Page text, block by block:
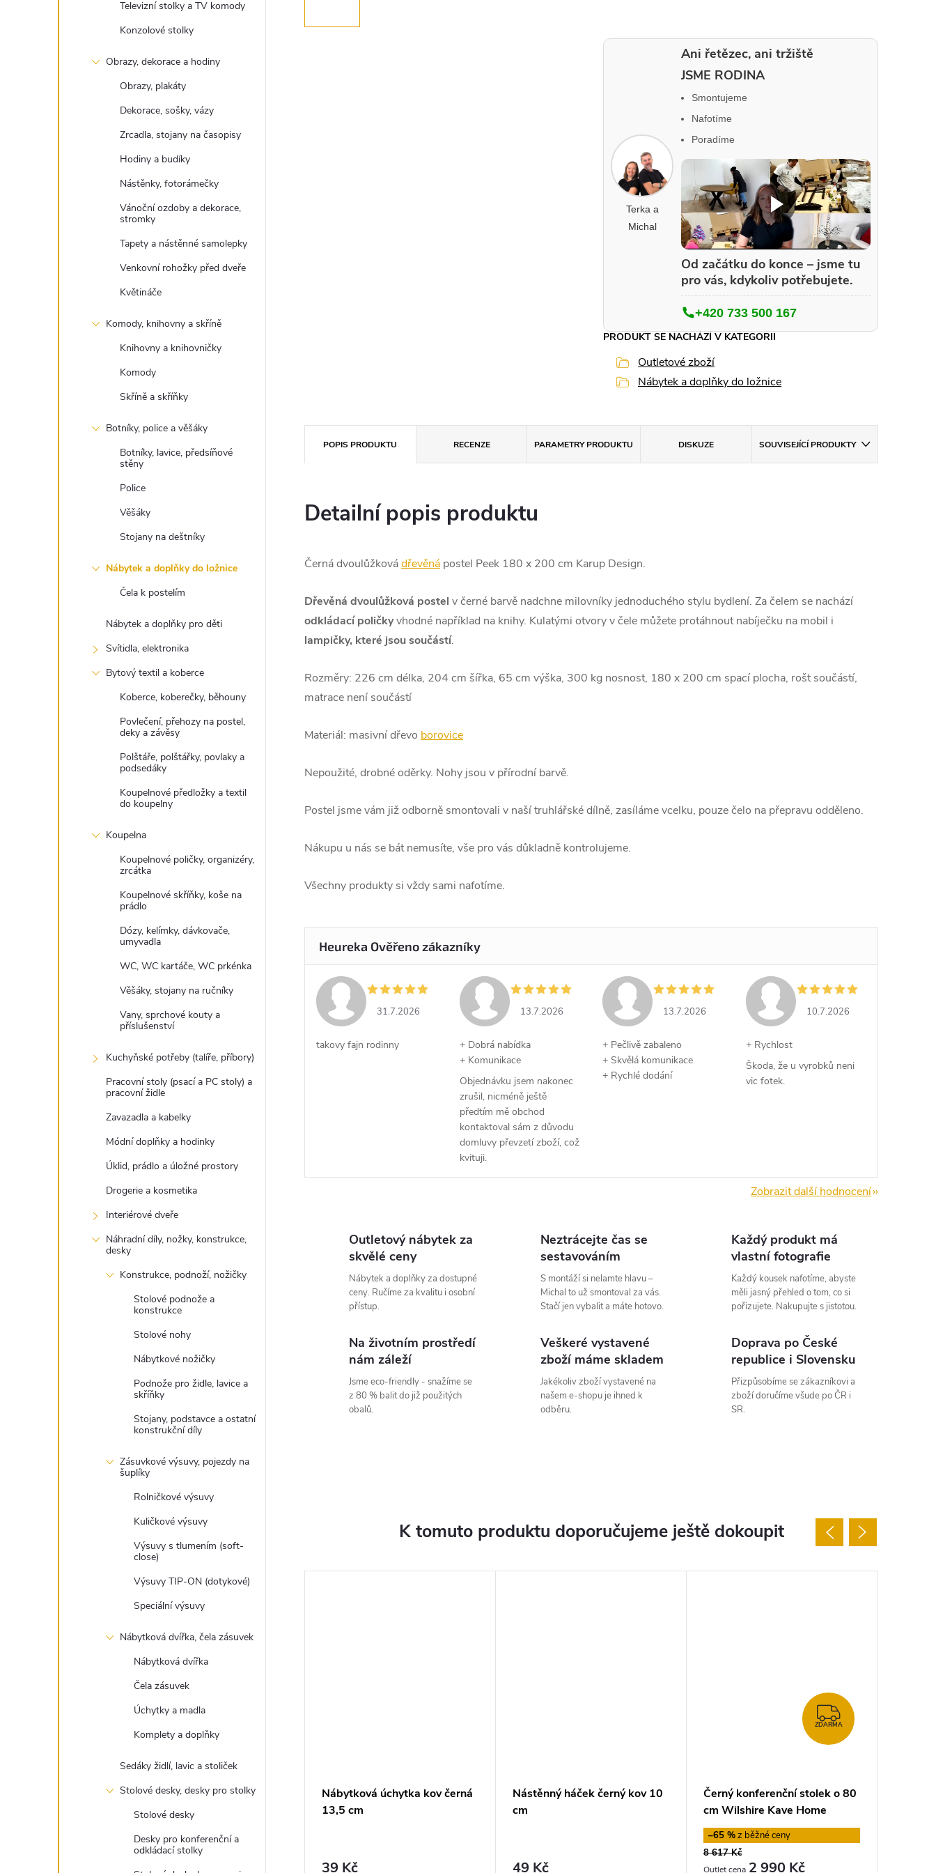
Televizní stolky a TV komody
Konzolové stolky
Obrazy, dekorace a hodiny
Obrazy, plakáty
Dekorace, sošky, vázy
Zrcadla, stojany na časopisy
Hodiny a budíky
Nástěnky, fotorámečky
Vánoční ozdoby a dekorace,
stromky
Tapety a nástěnné samolepky
Venkovní rohožky před dveře
Květináče
Komody, knihovny a skříně
Knihovny a knihovničky
Komody
Skříně a skříňky
Botníky, police a věšáky
Botníky, lavice, předsíňové
stěny
Police
Věšáky
Stojany na deštníky
Nábytek a doplňky do ložnice
Čela k postelím
Nábytek a doplňky pro děti
Svítidla, elektronika
Bytový textil a koberce
Koberce, koberečky, běhouny
Povlečení, přehozy na postel,
deky a závěsy
Polštáře, polštářky, povlaky a
podsedáky
Koupelnové předložky a textil
do koupelny
Koupelna
Koupelnové poličky, organizéry,
zrcátka
Koupelnové skříňky, koše na
prádlo
Dózy, kelímky, dávkovače,
umyvadla
WC, WC kartáče, WC prkénka
Věšáky, stojany na ručníky
Vany, sprchové kouty a
příslušenství
Kuchyňské potřeby (talíře, příbory)
Pracovní stoly (psací a PC stoly) a
pracovní židle
Zavazadla a kabelky
Módní doplňky a hodinky
Úklid, prádlo a úložné prostory
Drogerie a kosmetika
Interiérové dveře
Náhradní díly, nožky, konstrukce,
desky
Konstrukce, podnoží, nožičky
Stolové podnože a
konstrukce
Stolové nohy
Nábytkové nožičky
Podnože pro židle, lavice a
skříňky
Stojany, podstavce a ostatní
konstrukční díly
Zásuvkové výsuvy, pojezdy na
šuplíky
Rolničkové výsuvy
Kuličkové výsuvy
Výsuvy s tlumením (soft-
close)
Výsuvy TIP-ON (dotykové)
Speciální výsuvy
Nábytková dvířka, čela zásuvek
Nábytková dvířka
Čela zásuvek
Úchytky a madla
Komplety a doplňky
Sedáky židlí, lavic a stoliček
Stolové desky, desky pro stolky
Stolové desky
Desky pro konferenční a
odkládací stolky
Terka a
Michal
Ani řetězec, ani tržiště
JSME RODINA
Smontujeme
Nafotíme
Poradíme
Od začátku do konce – jsme tu
pro vás, kdykoliv potřebujete.
+420 733 500 167
PRODUKT SE NACHÁZÍ V KATEGORII
Outletové zboží
Nábytek a doplňky do ložnice
POPIS PRODUKTU RECENZE PARAMETRY PRODUKTU DISKUZE SOUVISEJÍCÍ PRODUKTY
Detailní popis produktu
Černá dvoulůžkovádřevěná postel Peek 180 x 200 cm Karup Design.
Dřevěná dvoulůžková postel v černé barvě nadchne milovníky jednoduchého stylu bydlení. Za čelem se nachází
odkládací poličkyvhodné například na knihy. Kulatými otvory v čele můžete protáhnout nabíječku na mobil i
lampičky, které jsou součástí.
Rozměry: 226 cm délka, 204 cm šířka, 65 cm výška, 300 kg nosnost, 180 x 200 cm spací plocha, rošt součástí,
matrace není součástí
Materiál: masivní dřevo borovice
Nepoužité, drobné oděrky. Nohy jsou v přírodní barvě.
Postel jsme vám již odborně smontovali v naší truhlářské dílně, zasíláme vcelku, pouze čelo na přepravu odděleno.
Nákupu u nás se bát nemusíte, vše pro vás důkladně kontrolujeme.
Všechny produkty si vždy sami nafotíme.
31.7.2026
takovy fajn rodinny
13.7.2026
+ Dobrá nabídka
+ Komunikace
Objednávku jsem nakonec
zrušil, nicméně ještě
předtím mě obchod
kontaktoval sám z důvodu
domluvy převzetí zboží, což
kvituji.
13.7.2026
+ Pečlivě zabaleno
+ Skvělá komunikace
+ Rychlé dodání
10.7.2026
+ Rychlost
Škoda, že u vyrobků neni
vic fotek.
Zobrazit další hodnocení
Outletový nábytek za
skvělé ceny
Nábytek a doplňky za dostupné
ceny. Ručíme za kvalitu i osobní
přístup.
Neztrácejte čas se
sestavováním
S montáží si nelamte hlavu –
Michal to už smontoval za vás.
Stačí jen vybalit a máte hotovo.
Každý produkt má
vlastní fotografie
Každý kousek nafotíme, abyste
měli jasný přehled o tom, co si
pořizujete. Nakupujte s jistotou.
Na životním prostředí
nám záleží
Jsme eco-friendly - snažíme se
z 80 % balit do již použitých
obalů.
Veškeré vystavené
zboží máme skladem
Jakékoliv zboží vystavené na
našem e-shopu je ihned k
odběru.
Doprava po České
republice i Slovensku
Přizpůsobíme se zákazníkovi a
zboží doručíme všude po ČR i
SR.
K tomuto produktu doporučujeme ještě dokoupit
ZDARMA
Černý kulatý stolek Hadar 50
cm Kave Home
2 890 Kč
Nábytková úchytka kov černá
13,5 cm
39 Kč
Nástěnný háček černý kov 10
cm
49 Kč
ZDARMA
ZDARMA
Černý konferenční stolek o 80
cm Wilshire Kave Home
–65 %
8 617 Kč
2 990 Kč